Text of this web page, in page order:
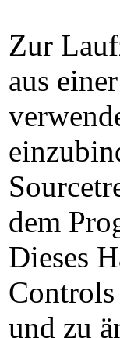
Zur
aus
dem
Dieses
Controls
und zu